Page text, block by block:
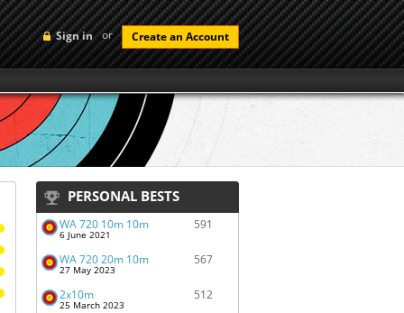
Sign in or Create an Account
PERSONAL BESTS
WA 720 10m 10m
6 June 2021
591
WA 720 20m 10m
27 May 2023
567
2x10m
25 March 2023
512